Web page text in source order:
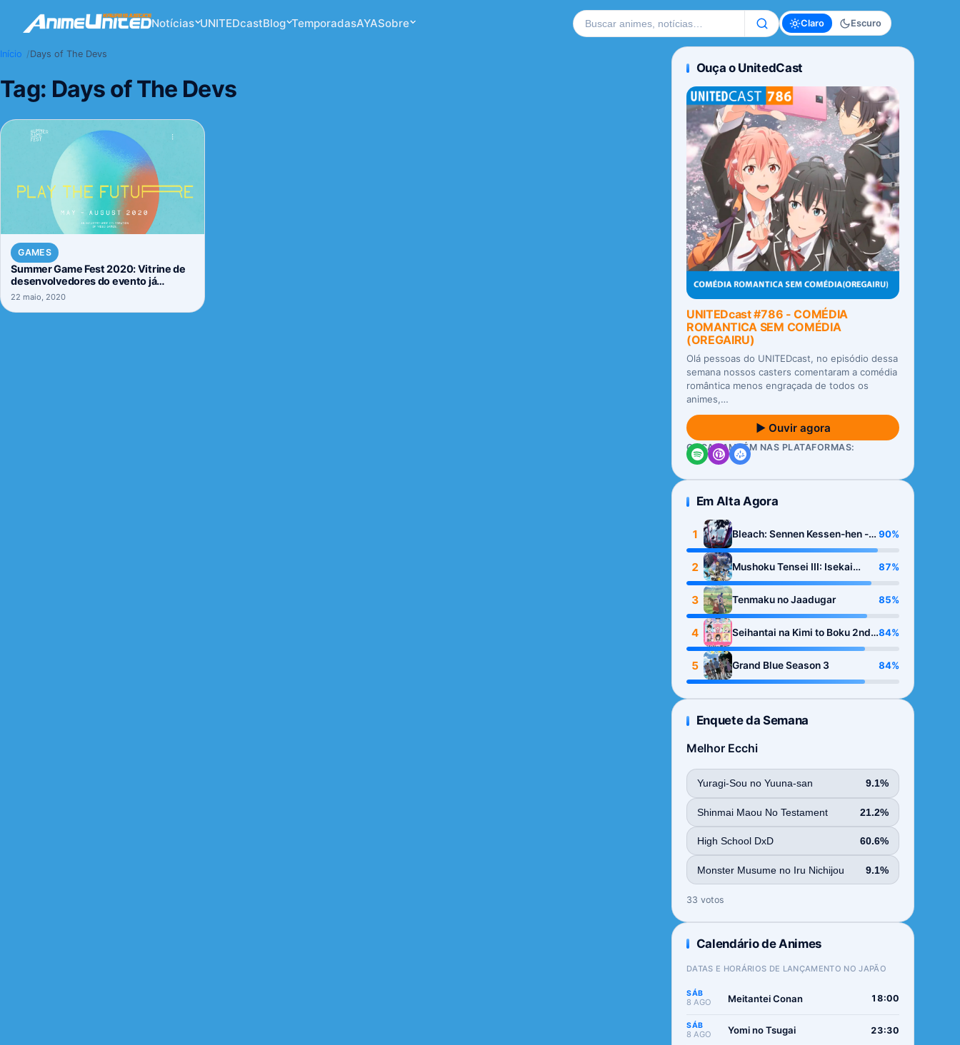
Notícias UNITEDcastBlog TemporadasAYASobre Buscar no site Claro Escuro
Início Days of The Devs
Tag: Days of The Devs
GAMES
Summer Game Fest 2020: Vitrine de
desenvolvedores do evento já
possuem datas definidas. Confira.
22 maio, 2020
Ouça o UnitedCast
UNITEDcast #786 - COMÉDIA
ROMANTICA SEM COMÉDIA
(OREGAIRU)
Olá pessoas do UNITEDcast, no episódio dessa
semana nossos casters comentaram a comédia
romântica menos engraçada de todos os
animes,…
▶ Ouvir agora
OUÇA TAMBÉM NAS PLATAFORMAS:
Em Alta Agora
1
Bleach: Sennen Kessen-hen -
Kashin-tan
90%
2
Mushoku Tensei III: Isekai
Ittara Honki Dasu
87%
3 Tenmaku no Jaadugar 85%
4
Seihantai na Kimi to Boku 2nd
Season
84%
5 Grand Blue Season 3 84%
Enquete da Semana
Melhor Ecchi
Yuragi-Sou no Yuuna-san 9.1%
Shinmai Maou No Testament 21.2%
High School DxD 60.6%
Monster Musume no Iru Nichijou 9.1%
33 votos
Calendário de Animes
DATAS E HORÁRIOS DE LANÇAMENTO NO JAPÃO
SÁB
8 AGO Meitantei Conan 18:00
SÁB
8 AGO Yomi no Tsugai 23:30